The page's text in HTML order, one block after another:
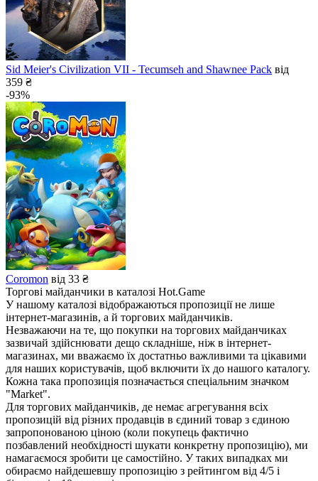
Sid Meier's Civilization VII - Tecumseh and Shawnee Pack від
359 ₴
-93%
Coromon від 33 ₴
Торгові майданчики в каталозі Hot.Game
У нашому каталозі відображаються пропозиції не лише
інтернет-магазинів, а й торгових майданчиків.
Незважаючи на те, що покупки на торгових майданчиках
зазвичай здійснювати дещо складніше, ніж в інтернет-
магазинах, ми вважаємо їх достатньо важливими та цікавими
для наших користувачів, щоб включити їх до нашого каталогу.
Кожна така пропозиція позначається спеціальним значком
"Market".
Для торгових майданчиків, де немає агрегування всіх
пропозицій від різних продавців в єдиний товар з єдиною
запропонованою ціною (коли покупець фактично
позбавлений необхідності шукати конкретну пропозицію), ми
намагаємося зробити це самостійно. У таких випадках ми
обираємо найдешевшу пропозицію з рейтингом від 4/5 і